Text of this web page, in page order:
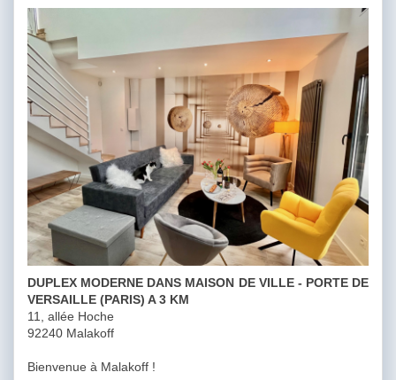
DUPLEX MODERNE DANS MAISON DE VILLE - PORTE DE
VERSAILLE (PARIS) A 3 KM
11, allée Hoche
92240 Malakoff
Bienvenue à Malakoff !